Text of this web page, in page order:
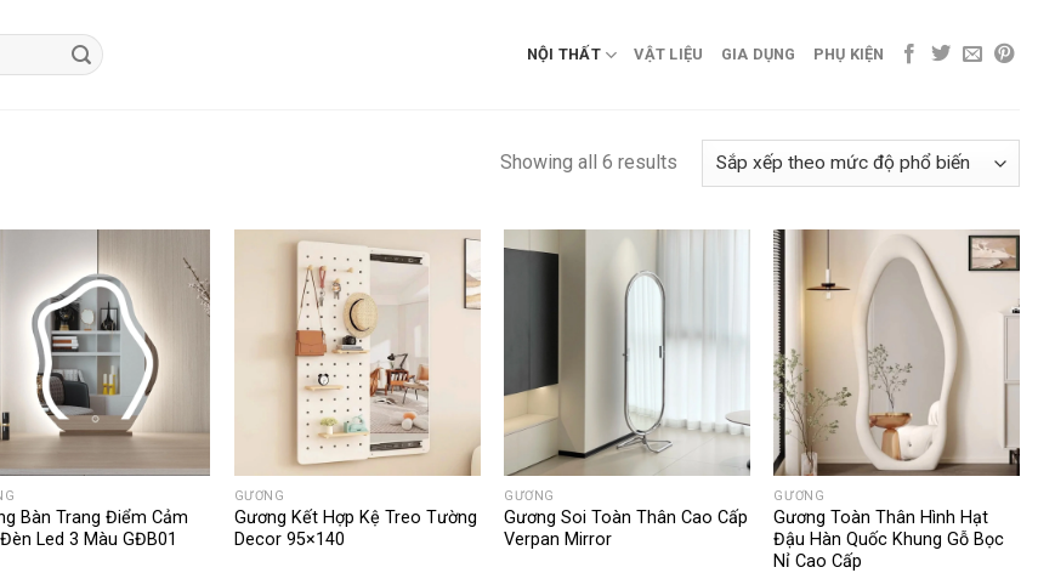
NỘI THẤT VẬT LIỆU GIA DỤNG PHỤ KIỆN
Showing all 6 results
Bàn Trang Điểm Cảm
Led 3 Màu GĐB01
GƯƠNG
Gương Kết Hợp Kệ Treo Tường
Decor 95×140
GƯƠNG
Gương Soi Toàn Thân Cao Cấp
Verpan Mirror
GƯƠNG
Gương Toàn Thân Hình Hạt
Đậu Hàn Quốc Khung Gỗ Bọc
Nỉ Cao Cấp